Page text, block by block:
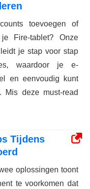
toevoegen of
Fire-tablet? Onze
je stap voor stap
waardoor je e-
en eenvoudig kunt
Mis deze must-read
Tijdens
oplossingen toont
te voorkomen dat